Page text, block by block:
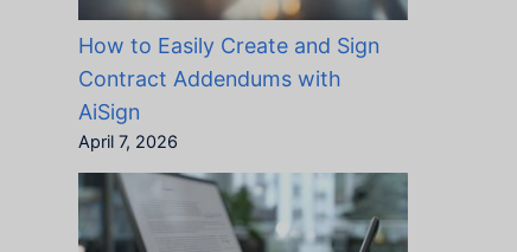
How to Easily Create and Sign
Contract Addendums with
AiSign
April 7, 2026